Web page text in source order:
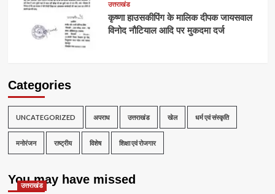
उत्तराखंड
कृष्णा हाउसकीपिंग के मालिक दीपक जायसवाल
विनोद नौटियाल आदि पर मुकदमा दर्ज
Categories
UNCATEGORIZED अपराध उत्तराखंड खेल धर्म एवं संस्कृति
मनोरंजन राष्ट्रीय विशेष शिक्षा एवं रोजगार
You may have missed
उत्तराखंड